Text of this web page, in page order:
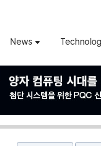
News